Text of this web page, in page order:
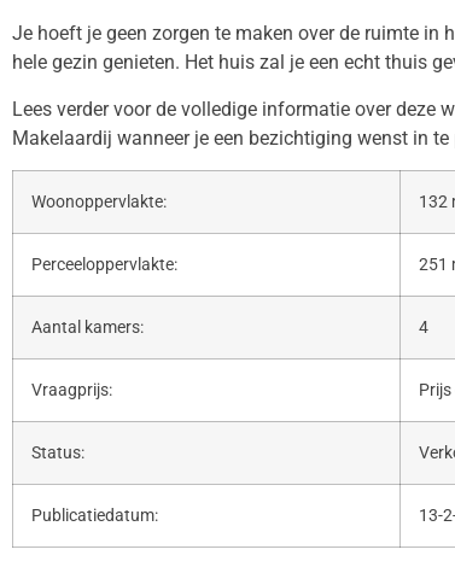
Je hoeft je geen zorgen te maken over de ruimte in
hele gezin genieten. Het huis zal je een echt thuis
Lees verder voor de volledige informatie over deze
Makelaardij wanneer je een bezichtiging wenst in te
Woonoppervlakte: 132
Perceeloppervlakte: 251
Aantal kamers: 4
Vraagprijs:
Status:
Publicatiedatum: 13-